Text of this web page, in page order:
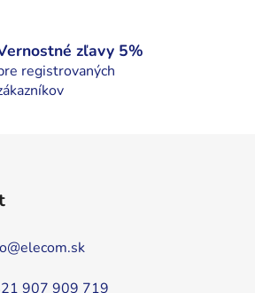
zľavy 5%
registrovaných
@elecom.sk
907 909 719